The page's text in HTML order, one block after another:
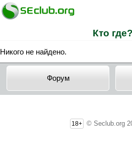
Кто где?
Никого не найдено.
Форум
18+ © Seclub.org